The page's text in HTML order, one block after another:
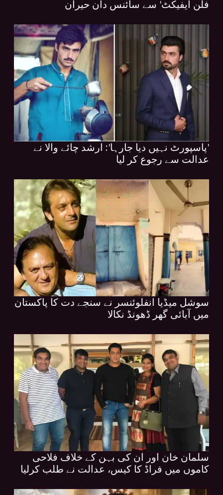
فلن ایفیکٹ' سے سائنس دان حیران
'پاسپورٹ نہیں دیا جارہا': ارشد چائے والا نے
عدالت سے رجوع کر لیا
سوشل میڈیا انفلوئنسر نے سنجے دت کا پاکستان
میں آبائی گھر ڈھونڈ نکالا
سلمان خان اور ان کی بہن کے خلاف فلاحی
کاموں میں فراڈ کا کیس، عدالت نے طلب کرلیا